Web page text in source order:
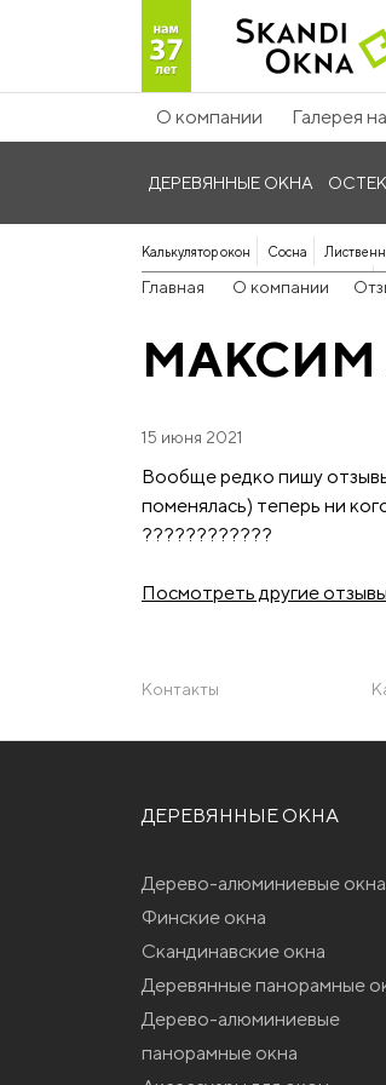
О компании Галерея
ДЕРЕВЯННЫЕ ОКНА
Калькулятор окон Сосна
Панорамные дерево-алюминиевые
Главная О компании
МАКСИМ
15 июня 2021
Вообще редко пишу
поменялась) теперь ни
????????????
Посмотреть другие отзывы
Контакты
ДЕРЕВЯННЫЕ ОКНА
Дерево-алюминиевые окна
Финские окна
Скандинавские окна
Деревянные панорамные
Дерево-алюминиевые
панорамные окна